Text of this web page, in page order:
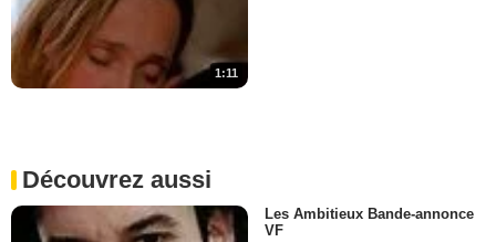
1:11
Découvrez aussi
Les Ambitieux Bande-annonce
VF